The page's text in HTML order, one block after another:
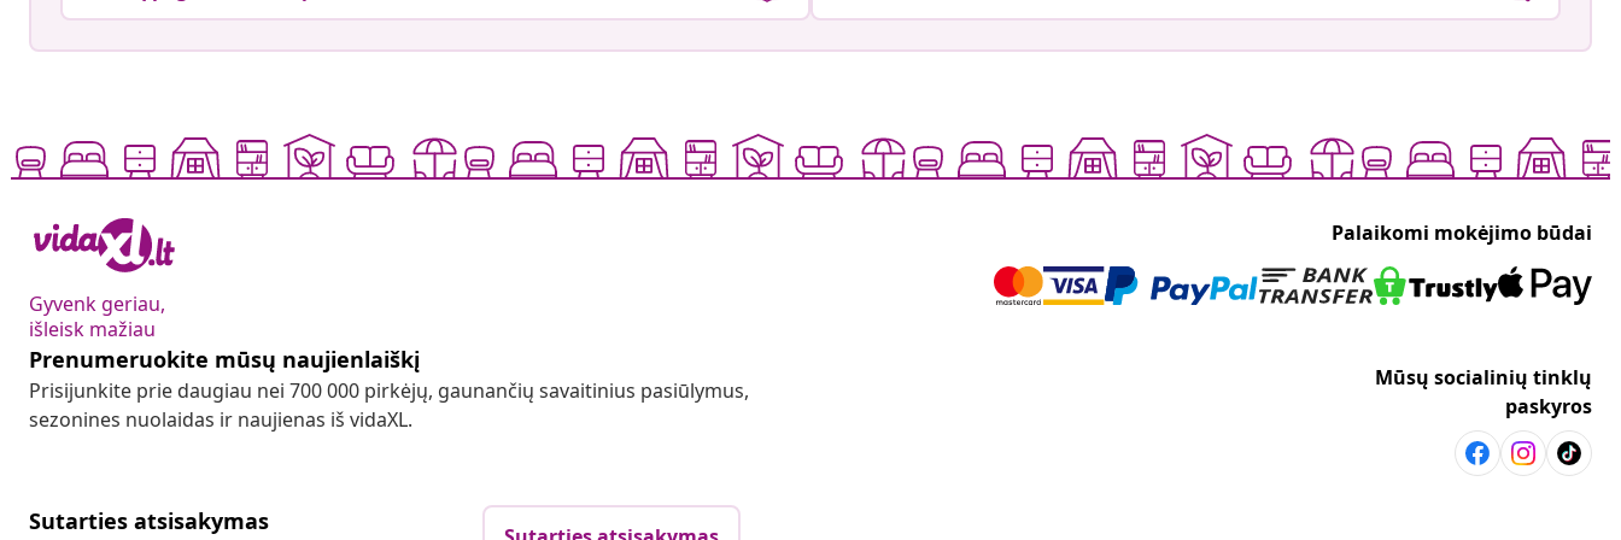
Gyvenk geriau,
išleisk mažiau
Palaikomi mokėjimo būdai
Prenumeruokite mūsų naujienlaiškį
Prisijunkite prie daugiau nei 700 000 pirkėjų, gaunančių savaitinius pasiūlymus,
sezonines nuolaidas ir naujienas iš vidaXL.
Mūsų socialinių tinklų
paskyros
Sutarties atsisakymas